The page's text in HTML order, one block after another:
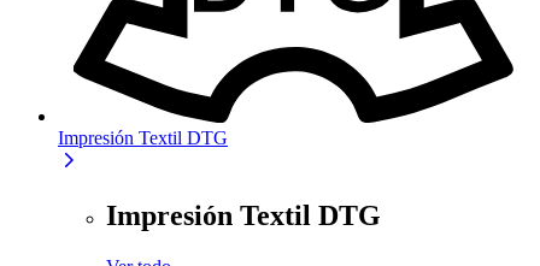
Impresión Textil DTG
Impresión Textil DTG